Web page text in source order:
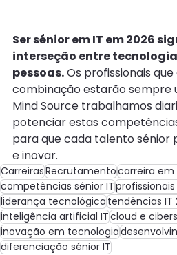
Ser sénior em IT em 2026
interseção entre
pessoas. Os profissionais
combinação estarão sempre
Mind Source trabalhamos
potenciar estas
para que cada talento sénior
e inovar.
CarreirasRecrutamentocarreira
competências sénior IT
liderança tecnológicatendências IT
inteligência artificial ITcloud e
inovação em tecnologia
diferenciação sénior IT